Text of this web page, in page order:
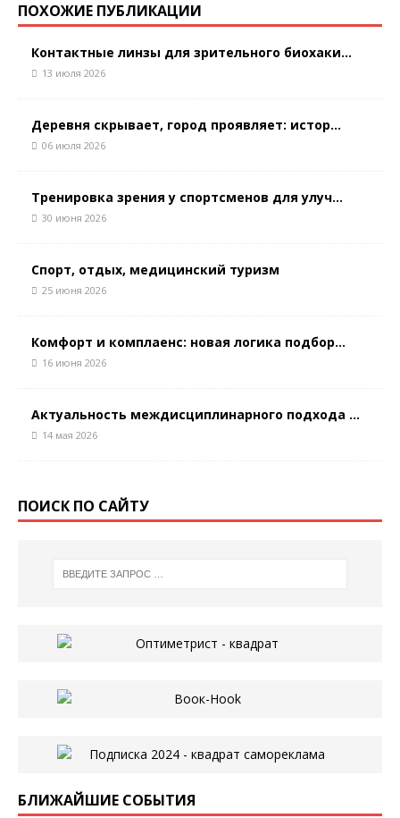
ПОХОЖИЕ ПУБЛИКАЦИИ
Контактные линзы для зрительного биохаки...
13 июля 2026
Деревня скрывает, город проявляет: истор...
06 июля 2026
Тренировка зрения у спортсменов для улуч...
30 июня 2026
Спорт, отдых, медицинский туризм
25 июня 2026
Комфорт и комплаенс: новая логика подбор...
16 июня 2026
Актуальность междисциплинарного подхода ...
14 мая 2026
ПОИСК ПО САЙТУ
БЛИЖАЙШИЕ СОБЫТИЯ